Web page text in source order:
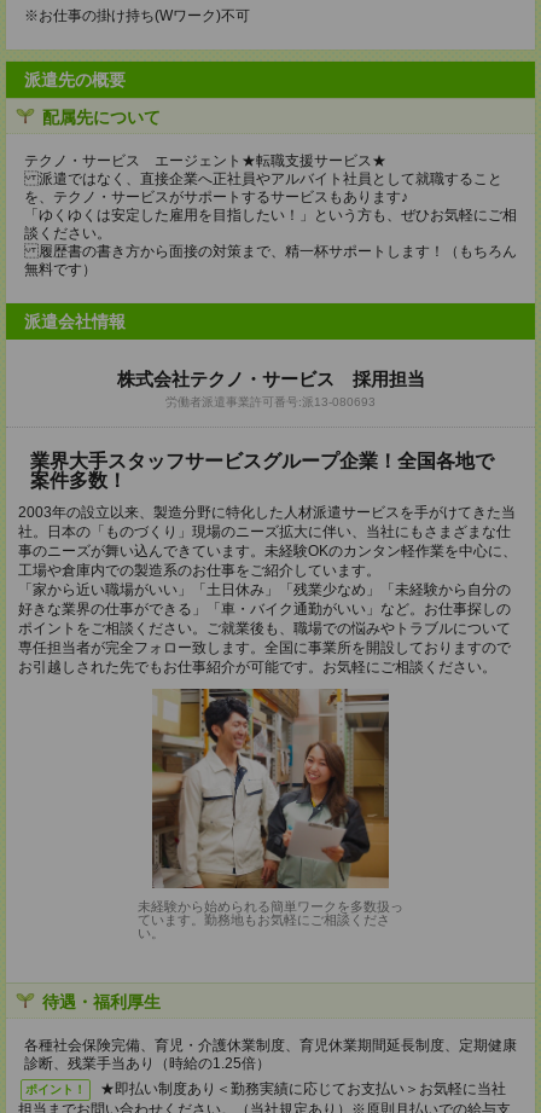
※お仕事の掛け持ち(Wワーク)不可
派遣先の概要
配属先について
テクノ・サービス エージェント★転職支援サービス★
派遣ではなく、直接企業へ正社員やアルバイト社員として就職すること
を、テクノ・サービスがサポートするサービスもあります♪
「ゆくゆくは安定した雇用を目指したい！」という方も、ぜひお気軽にご相
談ください。
履歴書の書き方から面接の対策まで、精一杯サポートします！（もちろん
無料です）
派遣会社情報
株式会社テクノ・サービス 採用担当
労働者派遣事業許可番号:派13-080693
業界大手スタッフサービスグループ企業！全国各地で
案件多数！
2003年の設立以来、製造分野に特化した人材派遣サービスを手がけてきた当
社。日本の「ものづくり」現場のニーズ拡大に伴い、当社にもさまざまな仕
事のニーズが舞い込んできています。未経験OKのカンタン軽作業を中心に、
工場や倉庫内での製造系のお仕事をご紹介しています。
「家から近い職場がいい」「土日休み」「残業少なめ」「未経験から自分の
好きな業界の仕事ができる」「車・バイク通勤がいい」など。お仕事探しの
ポイントをご相談ください。ご就業後も、職場での悩みやトラブルについて
専任担当者が完全フォロー致します。全国に事業所を開設しておりますので
お引越しされた先でもお仕事紹介が可能です。お気軽にご相談ください。
未経験から始められる簡単ワークを多数扱っ
ています。勤務地もお気軽にご相談くださ
い。
待遇・福利厚生
各種社会保険完備、育児・介護休業制度、育児休業期間延長制度、定期健康
診断、残業手当あり（時給の1.25倍）
ポイント！
★即払い制度あり＜勤務実績に応じてお支払い＞お気軽に当社
担当までお問い合わせください。（当社規定あり）※原則月払いでの給与支